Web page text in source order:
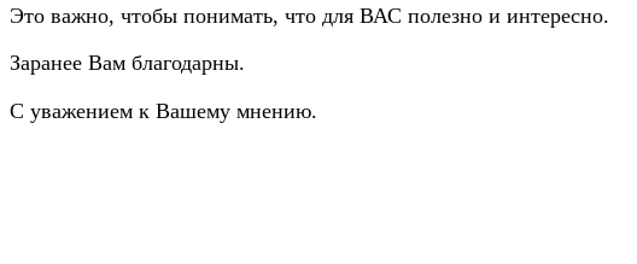
Это важно, чтобы понимать, что для ВАС полезно и интересно.
Заранее Вам благодарны.
С уважением к Вашему мнению.